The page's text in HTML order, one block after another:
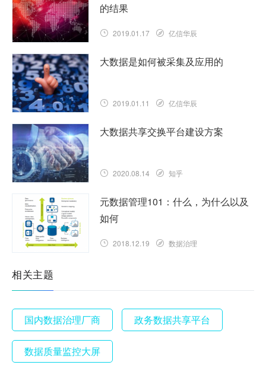
的结果
2019.01.17 亿信华辰
大数据是如何被采集及应用的
2019.01.11 亿信华辰
大数据共享交换平台建设方案
2020.08.14 知乎
元数据管理101：什么，为什么以及
如何
2018.12.19 数据治理
相关主题
国内数据治理厂商 政务数据共享平台
数据质量监控大屏